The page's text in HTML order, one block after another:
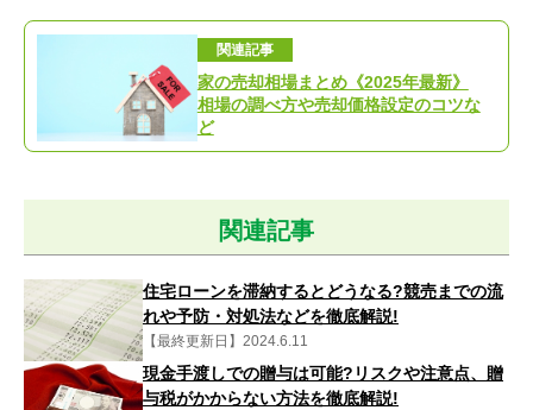
関連記事
家の売却相場まとめ《2025年最新》
相場の調べ方や売却価格設定のコツな
ど
関連記事
住宅ローンを滞納するとどうなる?競売までの流
れや予防・対処法などを徹底解説!
【最終更新日】2024.6.11
現金手渡しでの贈与は可能?リスクや注意点、贈
与税がかからない方法を徹底解説!